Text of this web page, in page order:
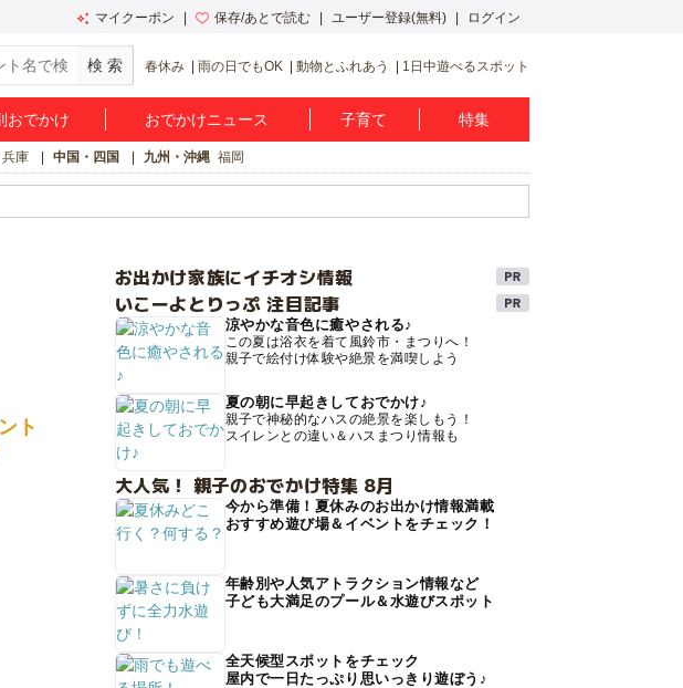
マイクーポン 保存/あとで読む ユーザー登録(無料) ログイン
春休み 雨の日でもOK 動物とふれあう 1日中遊べるスポット
おでかけ おでかけニュース 子育て 特集
兵庫 中国・四国 九州・沖縄 福岡
ト
お出かけ家族にイチオシ情報
いこーよとりっぷ 注目記事
涼やかな音色に癒やされる♪
この夏は浴衣を着て風鈴市・まつりへ！
親子で絵付け体験や絶景を満喫しよう
夏の朝に早起きしておでかけ♪
親子で神秘的なハスの絶景を楽しもう！
スイレンとの違い＆ハスまつり情報も
大人気！ 親子のおでかけ特集 8月
今から準備！夏休みのお出かけ情報満載
おすすめ遊び場＆イベントをチェック！
年齢別や人気アトラクション情報など
子ども大満足のプール＆水遊びスポット
全天候型スポットをチェック
屋内で一日たっぷり思いっきり遊ぼう♪